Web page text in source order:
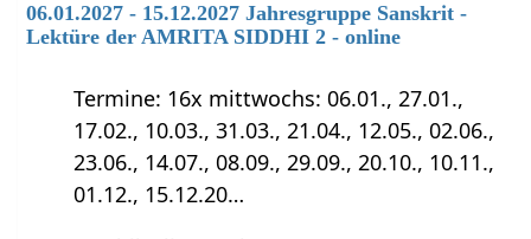
06.01.2027 - 15.12.2027 Jahresgruppe Sanskrit -
Lektüre der AMRITA SIDDHI 2 - online
Termine: 16x mittwochs: 06.01., 27.01.,
17.02., 10.03., 31.03., 21.04., 12.05., 02.06.,
23.06., 14.07., 08.09., 29.09., 20.10., 10.11.,
01.12., 15.12.20…